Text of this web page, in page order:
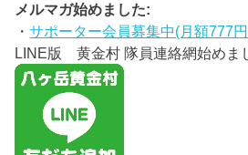
メルマガ始めました:
・サポーター会員募集中(月額777円
LINE版 黄金村 隊員連絡網始めま